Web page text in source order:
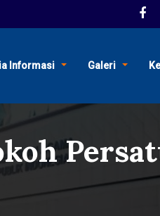
Informasi Galeri